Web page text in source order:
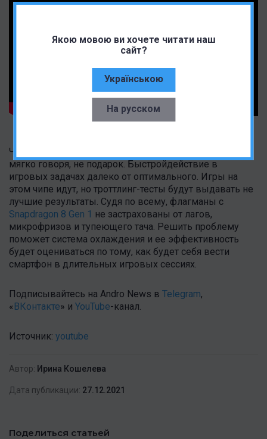
Якою мовою ви хочете читати наш
сайт?
Українською
На русском
Что ж, похоже, по части нагрева Snapdragon 8 Gen 1,
мягко говоря, не подарок. Быстройдействие в
игровых задачах далеко от оптимального. Игры на
этом чипе идут, но троттлинг-тесты будут выдавать не
лучшие результаты. Судя по всему, флагманы с
Snapdragon 8 Gen 1 не застрахованы от лагов,
микрофризов и тупеющего тача. Решить проблему
поможет система охлаждения и ее эффективность
будет оцениваться по тому, как будет себя вести
смартфон в длительных игровых сессиях.
Подписывайтесь на Andro News в Telegram,
«ВКонтакте» и YouTube-канал .
Источник: youtube
Автор: Ирина Кошелева
Дата публикации: 27.12.2021
Поделиться статьей